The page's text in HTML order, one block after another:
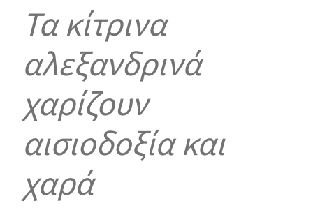
Τα κίτρινα
αλεξανδρινά
χαρίζουν
αισιοδοξία και
χαρά